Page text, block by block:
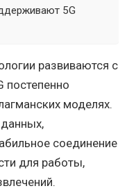
5G
развиваются с
постепенно
моделях.
соединение
для работы,